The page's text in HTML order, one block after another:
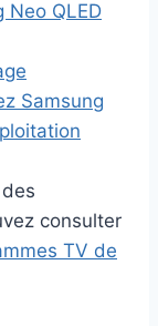
Neo QLED
Samsung
consulter
TV de